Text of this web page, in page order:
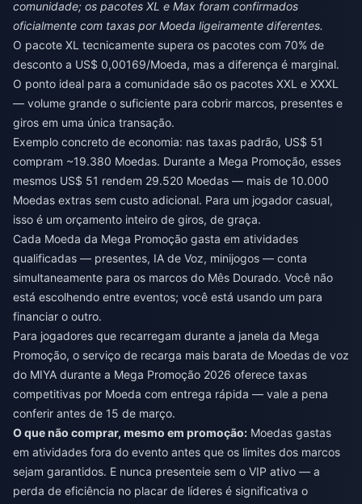
comunidade; os pacotes XL e Max foram confirmados
oficialmente com taxas por Moeda ligeiramente diferentes.
O pacote XL tecnicamente supera os pacotes com 70% de
desconto a US$ 0,00169/Moeda, mas a diferença é marginal.
O ponto ideal para a comunidade são os pacotes XXL e XXXL
— volume grande o suficiente para cobrir marcos, presentes e
giros em uma única transação.
Exemplo concreto de economia: nas taxas padrão, US$ 51
compram ~19.380 Moedas. Durante a Mega Promoção, esses
mesmos US$ 51 rendem 29.520 Moedas — mais de 10.000
Moedas extras sem custo adicional. Para um jogador casual,
isso é um orçamento inteiro de giros, de graça.
Cada Moeda da Mega Promoção gasta em atividades
qualificadas — presentes, IA de Voz, minijogos — conta
simultaneamente para os marcos do Mês Dourado. Você não
está escolhendo entre eventos; você está usando um para
financiar o outro.
Para jogadores que recarregam durante a janela da Mega
Promoção, o serviço de recarga mais barata de Moedas de voz
do MIYA durante a Mega Promoção 2026 oferece taxas
competitivas por Moeda com entrega rápida — vale a pena
conferir antes de 15 de março.
O que não comprar, mesmo em promoção: Moedas gastas
em atividades fora do evento antes que os limites dos marcos
sejam garantidos. E nunca presenteie sem o VIP ativo — a
perda de eficiência no placar de líderes é significativa o